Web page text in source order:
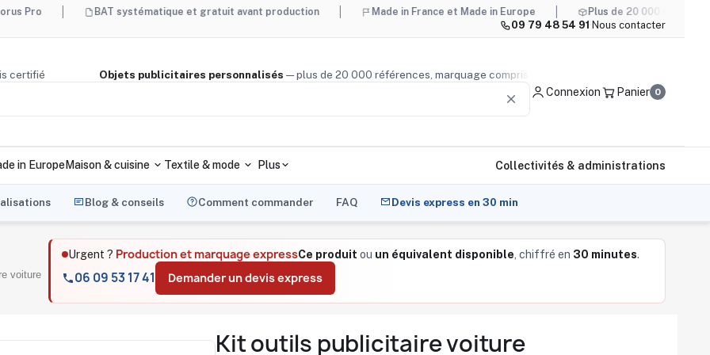
BAT systématique et gratuit avant production Made in France et Made in Europe
Plus de 20 000 références,
09 79 48 54 91 · Nous contacter
bois certifié Objets publicitaires personnalisés — plus de 20 000 références, marquage compris
clear Connexion Panier 0
in EuropeMaison & cuisine Textile & mode Plus Collectivités & administrations
Blog & conseils Comment commander FAQ Devis express en 30 min
voiture
Urgent ? Production et marquage expressCe produit ou un équivalent disponible, chiffré en 30 minutes.
06 09 53 17 41 Demander un devis express
Kit outils publicitaire voiture